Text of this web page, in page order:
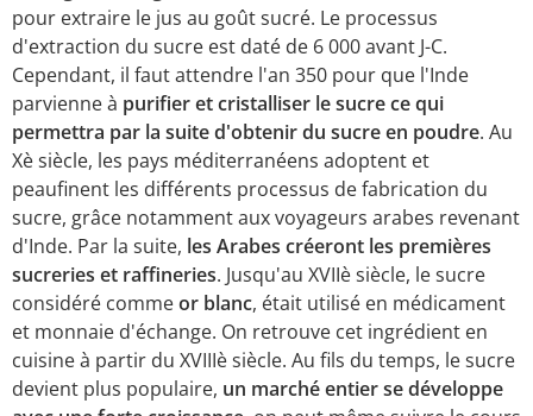
pour extraire le jus au goût sucré. Le processus
d'extraction du sucre est daté de 6 000 avant J-C.
Cependant, il faut attendre l'an 350 pour que l'Inde
parvienne à purifier et cristalliser le sucre ce qui
permettra par la suite d'obtenir du sucre en poudre. Au
Xè siècle, les pays méditerranéens adoptent et
peaufinent les différents processus de fabrication du
sucre, grâce notamment aux voyageurs arabes revenant
d'Inde. Par la suite, les Arabes créeront les premières
sucreries et raffineries. Jusqu'au XVIIè siècle, le sucre
considéré commeor blanc, était utilisé en médicament
et monnaie d'échange. On retrouve cet ingrédient en
cuisine à partir du XVIIIè siècle. Au fils du temps, le sucre
devient plus populaire, un marché entier se développe